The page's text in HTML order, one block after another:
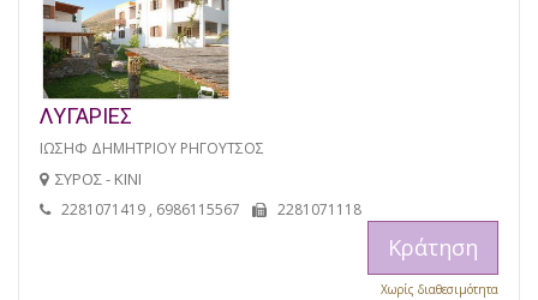
ΛΥΓΑΡΙΕΣ
ΙΩΣΗΦ ΔΗΜΗΤΡΙΟΥ ΡΗΓΟΥΤΣΟΣ
ΣΥΡΟΣ - ΚΙΝΙ
2281071419 , 6986115567 2281071118
Κράτηση
Χωρίς διαθεσιμότητα